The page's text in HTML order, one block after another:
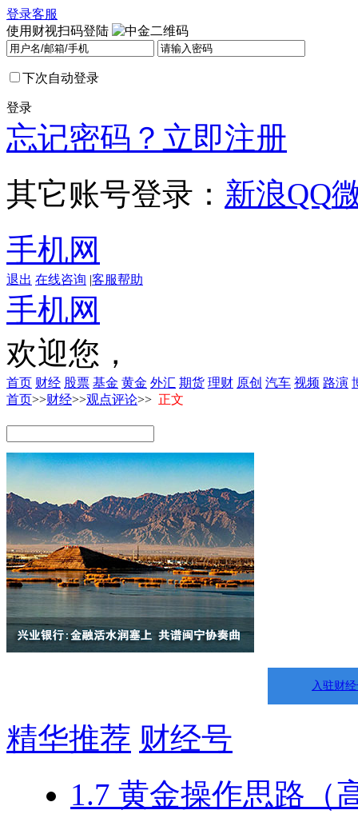
登录客服
使用财视扫码登陆
下次自动登录
登录
忘记密码？ 立即注册
其它账号登录： 新浪QQ
手机网
退出 在线咨询 |客服帮助
手机网
欢迎您，
首页 财经 股票 基金 黄金 外汇 期货 理财 原创 汽车 视频 路演
首页>>财经>>观点评论>> 正文
入驻财
精华推荐 财经号
1.7 黄金操作思路（